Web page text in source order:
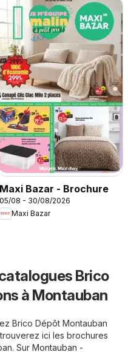
Maxi Bazar - Brochure
05/08 - 30/08/2026
Maxi Bazar
Brico
à Montauban
Brico Dépôt Montauban
ici les brochures
Sur Montauban -